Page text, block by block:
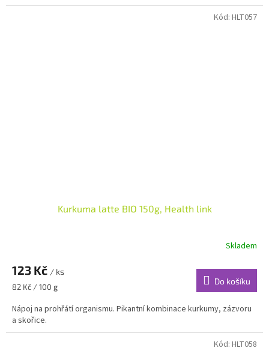
Kurkuma latte BIO 150g, Health link
Skladem
123 Kč / ks
Měrná
82 Kč / 100 g
Do košíku
Nápoj na prohřátí organismu. Pikantní kombinace kurkumy, zázvoru
a skořice.
Kód: HLT057
Kód: HLT058